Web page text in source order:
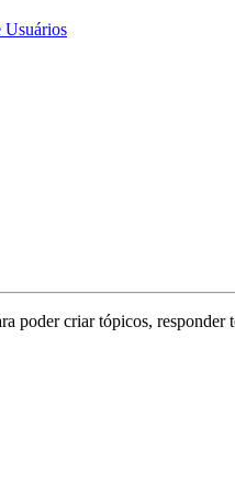
Usuários
poder criar tópicos, responder